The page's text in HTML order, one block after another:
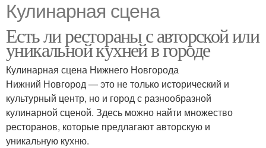
Кулинарная сцена
Есть ли рестораны с авторской или
уникальной кухней в городе
Кулинарная сцена Нижнего Новгорода
Нижний Новгород — это не только исторический и
культурный центр, но и город с разнообразной
кулинарной сценой. Здесь можно найти множество
ресторанов, которые предлагают авторскую и
уникальную кухню.